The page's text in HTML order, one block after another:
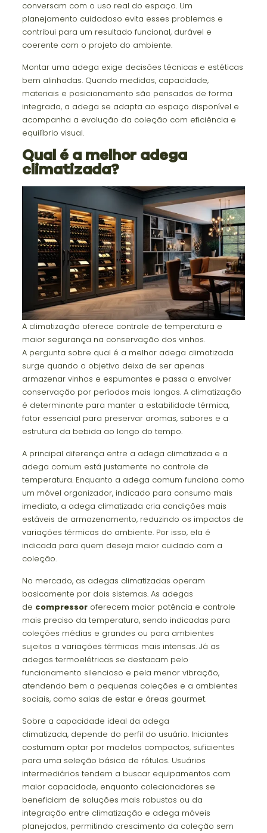
conversam com o uso real do espaço. Um
planejamento cuidadoso evita esses problemas e
contribui para um resultado funcional, durável e
coerente com o projeto do ambiente.
Montar uma adega exige decisões técnicas e estéticas
bem alinhadas. Quando medidas, capacidade,
materiais e posicionamento são pensados de forma
integrada, a adega se adapta ao espaço disponível e
acompanha a evolução da coleção com eficiência e
equilíbrio visual.
Qual é a melhor adega
climatizada?
A climatização oferece controle de temperatura e
maior segurança na conservação dos vinhos.
A pergunta sobre qual é a melhor adega climatizada
surge quando o objetivo deixa de ser apenas
armazenar vinhos e espumantes e passa a envolver
conservação por períodos mais longos. A climatização
é determinante para manter a estabilidade térmica,
fator essencial para preservar aromas, sabores e a
estrutura da bebida ao longo do tempo.
A principal diferença entre a adega climatizada e a
adega comum está justamente no controle de
temperatura. Enquanto a adega comum funciona como
um móvel organizador, indicado para consumo mais
imediato, a adega climatizada cria condições mais
estáveis de armazenamento, reduzindo os impactos de
variações térmicas do ambiente. Por isso, ela é
indicada para quem deseja maior cuidado com a
coleção.
No mercado, as adegas climatizadas operam
basicamente por dois sistemas. As adegas
de compressoroferecem maior potência e controle
mais preciso da temperatura, sendo indicadas para
coleções médias e grandes ou para ambientes
sujeitos a variações térmicas mais intensas. Já as
adegas termoelétricas se destacam pelo
funcionamento silencioso e pela menor vibração,
atendendo bem a pequenas coleções e a ambientes
sociais, como salas de estar e áreas gourmet.
Sobre a capacidade ideal da adega
climatizada, depende do perfil do usuário. Iniciantes
costumam optar por modelos compactos, suficientes
para uma seleção básica de rótulos. Usuários
intermediários tendem a buscar equipamentos com
maior capacidade, enquanto colecionadores se
beneficiam de soluções mais robustas ou da
integração entre climatização e adega móveis
planejados, permitindo crescimento da coleção sem